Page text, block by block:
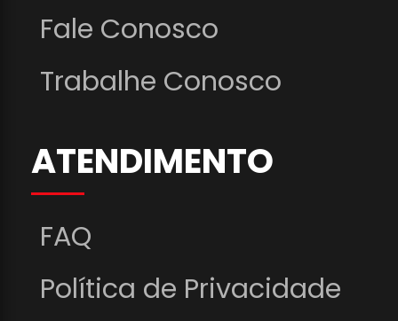
Fale Conosco
Trabalhe Conosco
ATENDIMENTO
FAQ
Política de Privacidade